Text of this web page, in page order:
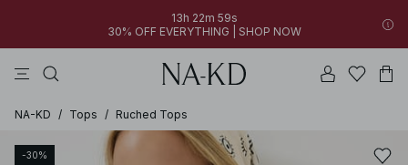
13h 22m 59s
30% OFF EVERYTHING | SHOP NOW
NA-KD / Tops / Ruched Tops
-30%